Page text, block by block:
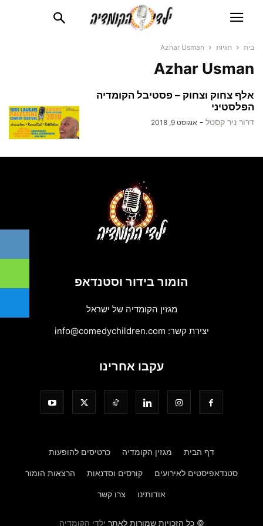
בית תגיות Azhar Usman
Azhar Usman
אלף צחוק וצחוק – פסטיבל הקומדיה
הפלסטיני
דרור ניר קסטל - אוגוסט 9, 2018
הומור בידור וסטנדאפ
מגזין הקומדיה של ישראל
יצירת קשר: info@comedychildren.com
עקבו אחרינו
דף הבית מגזין הקומדיה כרטיסים להופעות
סטנדאפיסטים לאירועים קורסים וסדנאות הרצאות הומור
אודותינו צרו קשר
© כל הזכויות שמורות לאתר ילדי הקומדיה